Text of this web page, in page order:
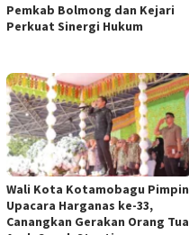
Pemkab Bolmong dan Kejari
Perkuat Sinergi Hukum
Wali Kota Kotamobagu Pimpin
Upacara Harganas ke-33,
Canangkan Gerakan Orang Tua